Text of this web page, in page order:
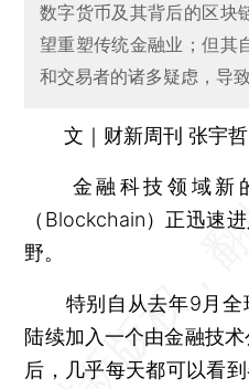
数字货币及其背后的区块
望重塑传统金融业；但其
和交易者的诸多疑虑，导
文｜财新周刊 张宇
金融科技领域新
（Blockchain）正迅速
野。
特别自从去年9月全
陆续加入一个由金融技
后，几乎每天都可以看